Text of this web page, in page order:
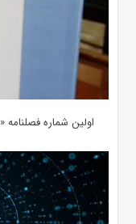
اولین شماره